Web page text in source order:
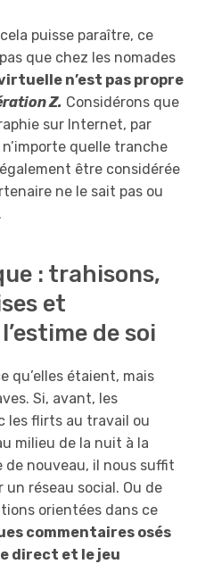
puisse paraître, ce
que chez les nomades
n’est pas propre
Z. Considérons que
sur Internet, par
quelle tranche
être considérée
ne le sait pas ou
: trahisons,
et
de soi
qu’elles étaient, mais
Si, avant, les
les flirts au travail ou
milieu de la nuit à la
de nouveau, il nous suffit
réseau social. Ou de
orientées dans ce
commentaires osés
direct et le jeu